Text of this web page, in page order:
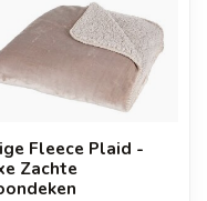
Fleece Plaid -
Zachte